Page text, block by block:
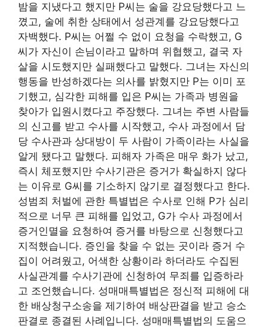
밤을 지냈다고 했지만 P씨는 술을 강요당했다고 느
꼈고, 술에 취한 상태에서 성관계를 강요당했다고
자백했다. P씨는 어쩔 수 없이 요청을 수락했고, G
씨가 자신이 손님이라고 말하며 위협했고, 결국 자
살을 시도했지만 실패했다고 말했다. 그녀는 자신의
행동을 반성하겠다는 의사를 밝혔지만 P는 이미 포
기했고, 심각한 피해를 입은 P씨는 가족과 병원을
찾아가 입원시켰다고 주장했다. 그녀는 주변 사람들
의 신고를 받고 수사를 시작했고, 수사 과정에서 담
당 수사관과 상대방이 두 사람이 가족이라는 사실을
알게 됐다고 말했다. 피해자 가족은 매우 화가 났고,
즉시 체포했지만 수사기관은 증거가 확실하지 않다
는 이유로 G씨를 기소하지 않기로 결정했다고 한다.
성범죄 처벌에 관한 특별법은 수사로 인해 P가 심리
적으로 너무 큰 피해를 입었고, G가 수사 과정에서
증거인멸을 요청하여 증거를 바탕으로 신청했다고
지적했습니다. 증인을 찾을 수 없는 곳이라 증거 수
집이 어려웠고, 어색한 상황이라 하더라도 수집된
사실관계를 수사기관에 신청하여 무죄를 입증하라
고 조언했습니다. 성매매특별법은 정신적 피해에 대
한 배상청구소송을 제기하여 배상판결을 받고 승소
판결로 종결된 사례입니다. 성매매특별법의 도움으